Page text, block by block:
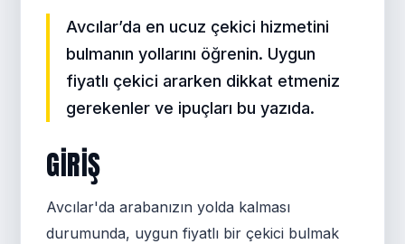
Avcılar’da en ucuz çekici hizmetini
bulmanın yollarını öğrenin. Uygun
fiyatlı çekici ararken dikkat etmeniz
gerekenler ve ipuçları bu yazıda.
GIRIŞ
Avcılar'da arabanızın yolda kalması
durumunda, uygun fiyatlı bir çekici bulmak